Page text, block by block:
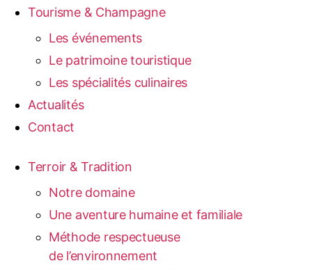
Tourisme & Champagne
Les événements
Le patrimoine touristique
Les spécialités culinaires
Actualités
Contact
Terroir & Tradition
Notre domaine
Une aventure humaine et familiale
Méthode respectueuse
de l’environnement